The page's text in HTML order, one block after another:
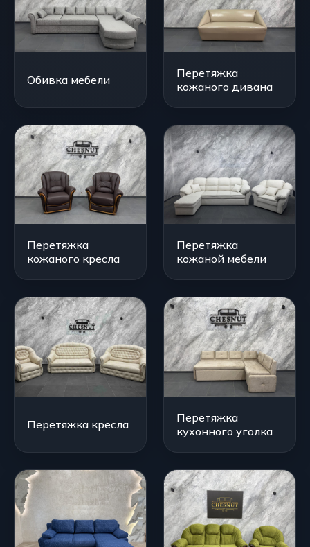
Обивка мебели
Перетяжка
кожаного дивана
Перетяжка
кожаного кресла
Перетяжка
кожаной мебели
Перетяжка кресла
Перетяжка
кухонного уголка